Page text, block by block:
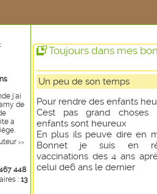
j'ai
de
a
>>
448
: 13
Toujours dans mes
Un peu de son temps
Pour rendre des enfants
Cest pas grand choses
enfants sont heureux
En plus ils peuve dire en
Bonnet je suis en
vaccinations des 4 ans
celui de6 ans le dernier